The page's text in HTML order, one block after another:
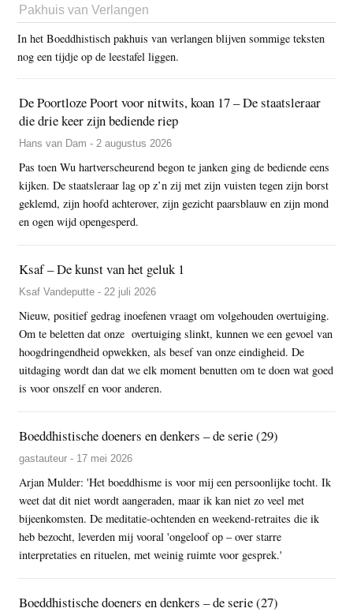
Pakhuis van Verlangen
In het Boeddhistisch pakhuis van verlangen blijven sommige teksten
nog een tijdje op de leestafel liggen.
De Poortloze Poort voor nitwits, koan 17 – De staatsleraar
die drie keer zijn bediende riep
Hans van Dam - 2 augustus 2026
Pas toen Wu hartverscheurend begon te janken ging de bediende eens
kijken. De staatsleraar lag op z’n zij met zijn vuisten tegen zijn borst
geklemd, zijn hoofd achterover, zijn gezicht paarsblauw en zijn mond
en ogen wijd opengesperd.
Ksaf – De kunst van het geluk 1
Ksaf Vandeputte - 22 juli 2026
Nieuw, positief gedrag inoefenen vraagt om volgehouden overtuiging.
Om te beletten dat onze overtuiging slinkt, kunnen we een gevoel van
hoogdringendheid opwekken, als besef van onze eindigheid. De
uitdaging wordt dan dat we elk moment benutten om te doen wat goed
is voor onszelf en voor anderen.
Boeddhistische doeners en denkers – de serie (29)
gastauteur - 17 mei 2026
Arjan Mulder: 'Het boeddhisme is voor mij een persoonlijke tocht. Ik
weet dat dit niet wordt aangeraden, maar ik kan niet zo veel met
bijeenkomsten. De meditatie-ochtenden en weekend-retraites die ik
heb bezocht, leverden mij vooral 'ongeloof op – over starre
interpretaties en rituelen, met weinig ruimte voor gesprek.'
Boeddhistische doeners en denkers – de serie (27)